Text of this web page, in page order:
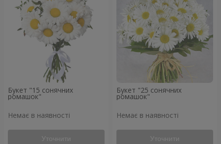
Букет "15 сонячних
ромашок"
Немає в наявності
Уточнити
Букет "25 сонячних
ромашок"
Немає в наявності
Уточнити